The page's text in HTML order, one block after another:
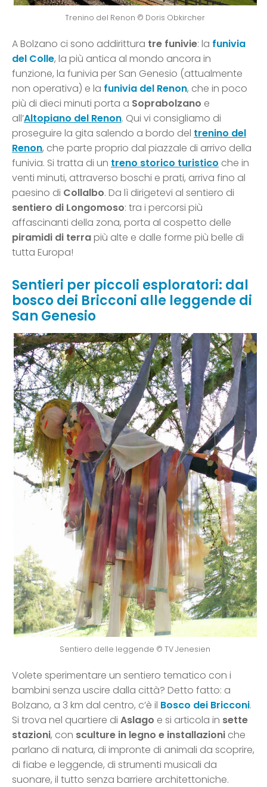
Trenino del Renon © Doris Obkircher
A Bolzano ci sono addirittura tre funivie: la funivia
del Colle, la più antica al mondo ancora in
funzione, la funivia per San Genesio (attualmente
non operativa) e la funivia del Renon, che in poco
più di dieci minuti porta a Soprabolzano e
all’Altopiano del Renon. Qui vi consigliamo di
proseguire la gita salendo a bordo del trenino del
Renon, che parte proprio dal piazzale di arrivo della
funivia. Si tratta di un treno storico turistico che in
venti minuti, attraverso boschi e prati, arriva fino al
paesino di Collalbo. Da lì dirigetevi al sentiero di
sentiero di Longomoso: tra i percorsi più
affascinanti della zona, porta al cospetto delle
piramidi di terrapiù alte e dalle forme più belle di
tutta Europa!
Sentieri per piccoli esploratori: dal
bosco dei Bricconi alle leggende di
San Genesio
Sentiero delle leggende © TV Jenesien
Volete sperimentare un sentiero tematico con i
bambini senza uscire dalla città? Detto fatto: a
Bolzano, a 3 km dal centro, c’è il Bosco dei Bricconi.
Si trova nel quartiere di Aslago e si articola in sette
stazioni, con sculture in legno e installazioni che
parlano di natura, di impronte di animali da scoprire,
di fiabe e leggende, di strumenti musicali da
suonare, il tutto senza barriere architettoniche.